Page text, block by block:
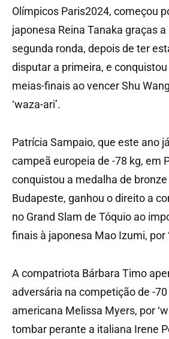
Olímpicos Paris2024, começou
japonesa Reina Tanaka graças a
segunda ronda, depois de ter
disputar a primeira, e
meias-finais ao vencer Shu
‘waza-ari’.
Patrícia Sampaio, que este ano
campeã europeia de -78 kg, em
conquistou a medalha de
Budapeste, ganhou o direito a
no Grand Slam de Tóquio ao
finais à japonesa Mao Izumi, por
A compatriota Bárbara Timo
adversária na competição de -
americana Melissa Myers, por
tombar perante a italiana Irene